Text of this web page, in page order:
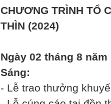
CHƯƠNG TRÌNH TỔ
THÌN (2024)
Ngày 02 tháng 8
Sáng:
- Lễ trao thưởng